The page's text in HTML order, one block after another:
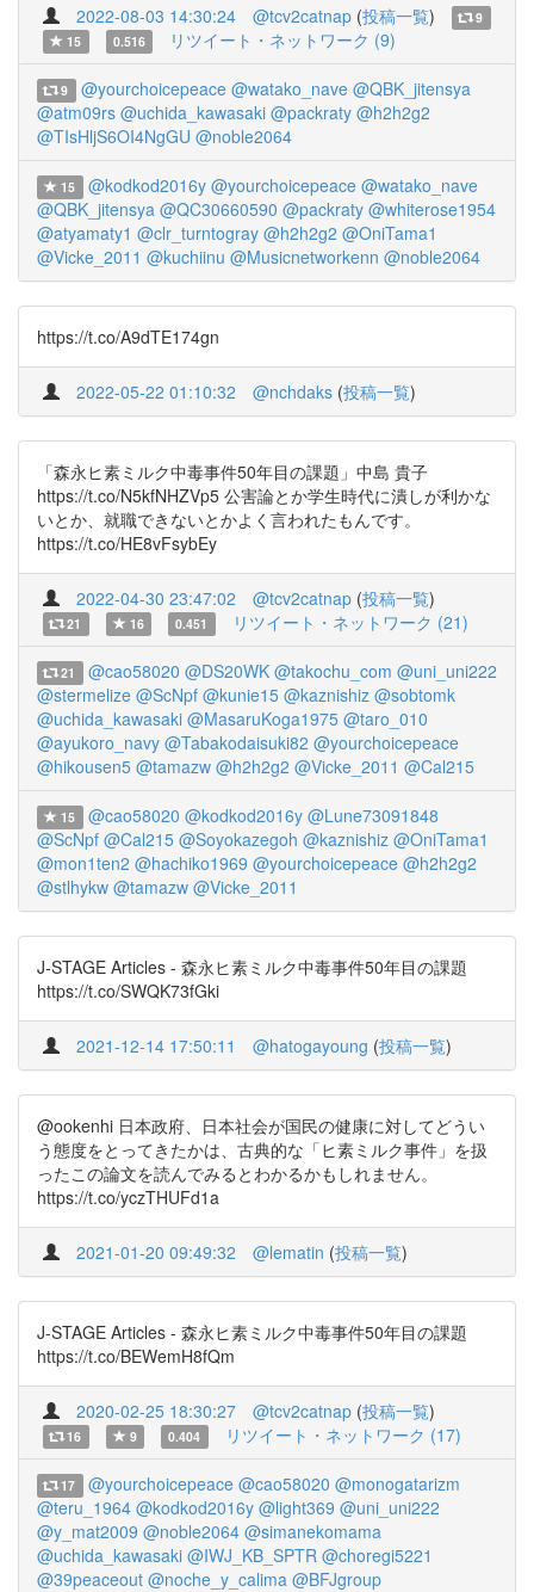
2022-08-03 14:30:24 @tcv2catnap (投稿一覧)
9
15
0.516 リツイート・ネットワーク (9)
9 @yourchoicepeace @watako_nave @QBK_jitensya
@atm09rs @uchida_kawasaki @packraty @h2h2g2
@TIsHljS6OI4NgGU @noble2064
15 @kodkod2016y @yourchoicepeace @watako_nave
@QBK_jitensya @QC30660590 @packraty @whiterose1954
@atyamaty1 @clr_turntogray @h2h2g2 @OniTama1
@Vicke_2011 @kuchiinu @Musicnetworkenn @noble2064
https://t.co/A9dTE174gn
2022-05-22 01:10:32 @nchdaks (投稿一覧)
「森永ヒ素ミルク中毒事件50年目の課題」中島 貴子
https://t.co/N5kfNHZVp5 公害論とか学生時代に潰しが利かな
いとか、就職できないとかよく言われたもんです。
https://t.co/HE8vFsybEy
2022-04-30 23:47:02 @tcv2catnap (投稿一覧)
21 16 0.451 リツイート・ネットワーク (21)
21 @cao58020 @DS20WK @takochu_com @uni_uni222
@stermelize @ScNpf @kunie15 @kaznishiz @sobtomk
@uchida_kawasaki @MasaruKoga1975 @taro_010
@ayukoro_navy @Tabakodaisuki82 @yourchoicepeace
@hikousen5 @tamazw @h2h2g2 @Vicke_2011 @Cal215
15 @cao58020 @kodkod2016y @Lune73091848
@ScNpf @Cal215 @Soyokazegoh @kaznishiz @OniTama1
@mon1ten2 @hachiko1969 @yourchoicepeace @h2h2g2
@stlhykw @tamazw @Vicke_2011
J-STAGE Articles - 森永ヒ素ミルク中毒事件50年目の課題
https://t.co/SWQK73fGki
2021-12-14 17:50:11 @hatogayoung (投稿一覧)
@ookenhi 日本政府、日本社会が国民の健康に対してどうい
う態度をとってきたかは、古典的な「ヒ素ミルク事件」を扱
ったこの論文を読んでみるとわかるかもしれません。
https://t.co/yczTHUFd1a
2021-01-20 09:49:32 @lematin (投稿一覧)
J-STAGE Articles - 森永ヒ素ミルク中毒事件50年目の課題
https://t.co/BEWemH8fQm
2020-02-25 18:30:27 @tcv2catnap (投稿一覧)
16 9 0.404 リツイート・ネットワーク (17)
17 @yourchoicepeace @cao58020 @monogatarizm
@teru_1964 @kodkod2016y @light369 @uni_uni222
@y_mat2009 @noble2064 @simanekomama
@uchida_kawasaki @IWJ_KB_SPTR @choregi5221
@39peaceout @noche_y_calima @BFJgroup